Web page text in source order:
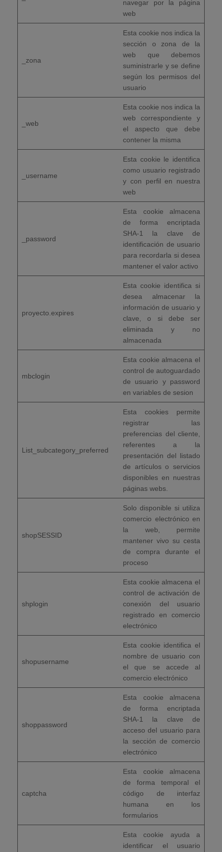
navegar por la página
web
_zona
Esta cookie nos indica la
sección o zona de la
web que debemos
suministrarle y se define
según los permisos del
usuario
_web
Esta cookie nos indica la
web correspondiente y
el aspecto que debe
contener la misma
_username
Esta cookie le identifica
como usuario registrado
y con perfil en nuestra
web
_password
Esta cookie almacena
de forma encriptada
SHA-1 la clave de
identificación de usuario
para recordarla si desea
mantener el valor activo
proyecto.expires
Esta cookie identifica si
desea almacenar la
información de usuario y
clave, o si debe ser
eliminada y no
almacenada
mbclogin
Esta cookie almacena el
control de autoguardado
de usuario y password
en variables de sesion
List_subcategory_preferred
Esta cookies permite
registrar las
preferencias del cliente,
referentes a la
presentación del listado
de artículos o servicios
disponibles en nuestras
páginas webs.
shopSESSID
Solo disponible si utiliza
comercio electrónico en
la web, permite
mantener vivo su cesta
de compra durante el
proceso
shplogin
Esta cookie almacena el
control de activación de
conexión del usuario
registrado en comercio
electrónico
shopusername
Esta cookie identifica el
nombre de usuario con
el que se accede al
comercio electrónico
shoppassword
Esta cookie almacena
de forma encriptada
SHA-1 la clave de
acceso del usuario para
la sección de comercio
electrónico
captcha
Esta cookie almacena
de forma temporal el
código de interfaz
humana en los
formularios
Esta cookie ayuda a
identificar el usuario